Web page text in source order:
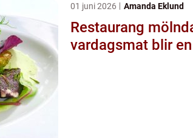
01 juni 2026 Amanda Eklund
Restaurang mölndal
vardagsmat blir